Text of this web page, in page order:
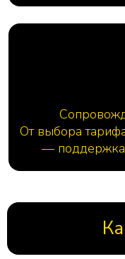
От выбора
— поддержка